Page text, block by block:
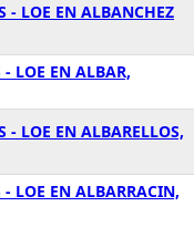
- LOE EN ALBANCHEZ
LOE EN ALBAR,
- LOE EN ALBARELLOS,
LOE EN ALBARRACIN,